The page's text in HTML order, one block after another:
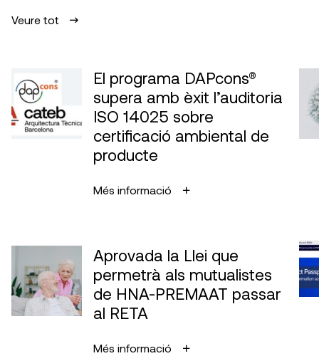
Veure tot
El programa DAPcons®
supera amb èxit l’auditoria
ISO 14025 sobre
certificació ambiental de
producte
Més informació
Aprovada la Llei que
permetrà als mutualistes
de HNA-PREMAAT passar
al RETA
Més informació